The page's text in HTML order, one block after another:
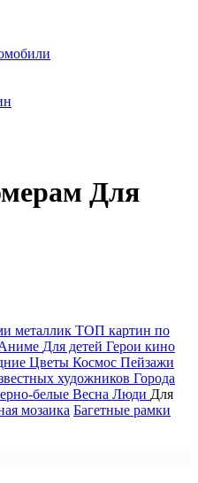
Для
металлик ТОП картин по
Для детей Герои кино
Цветы Космос Пейзажи
художников Города
белые Весна Люди Для
мозаика Багетные рамки